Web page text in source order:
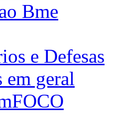
Bme
e Defesas
geral